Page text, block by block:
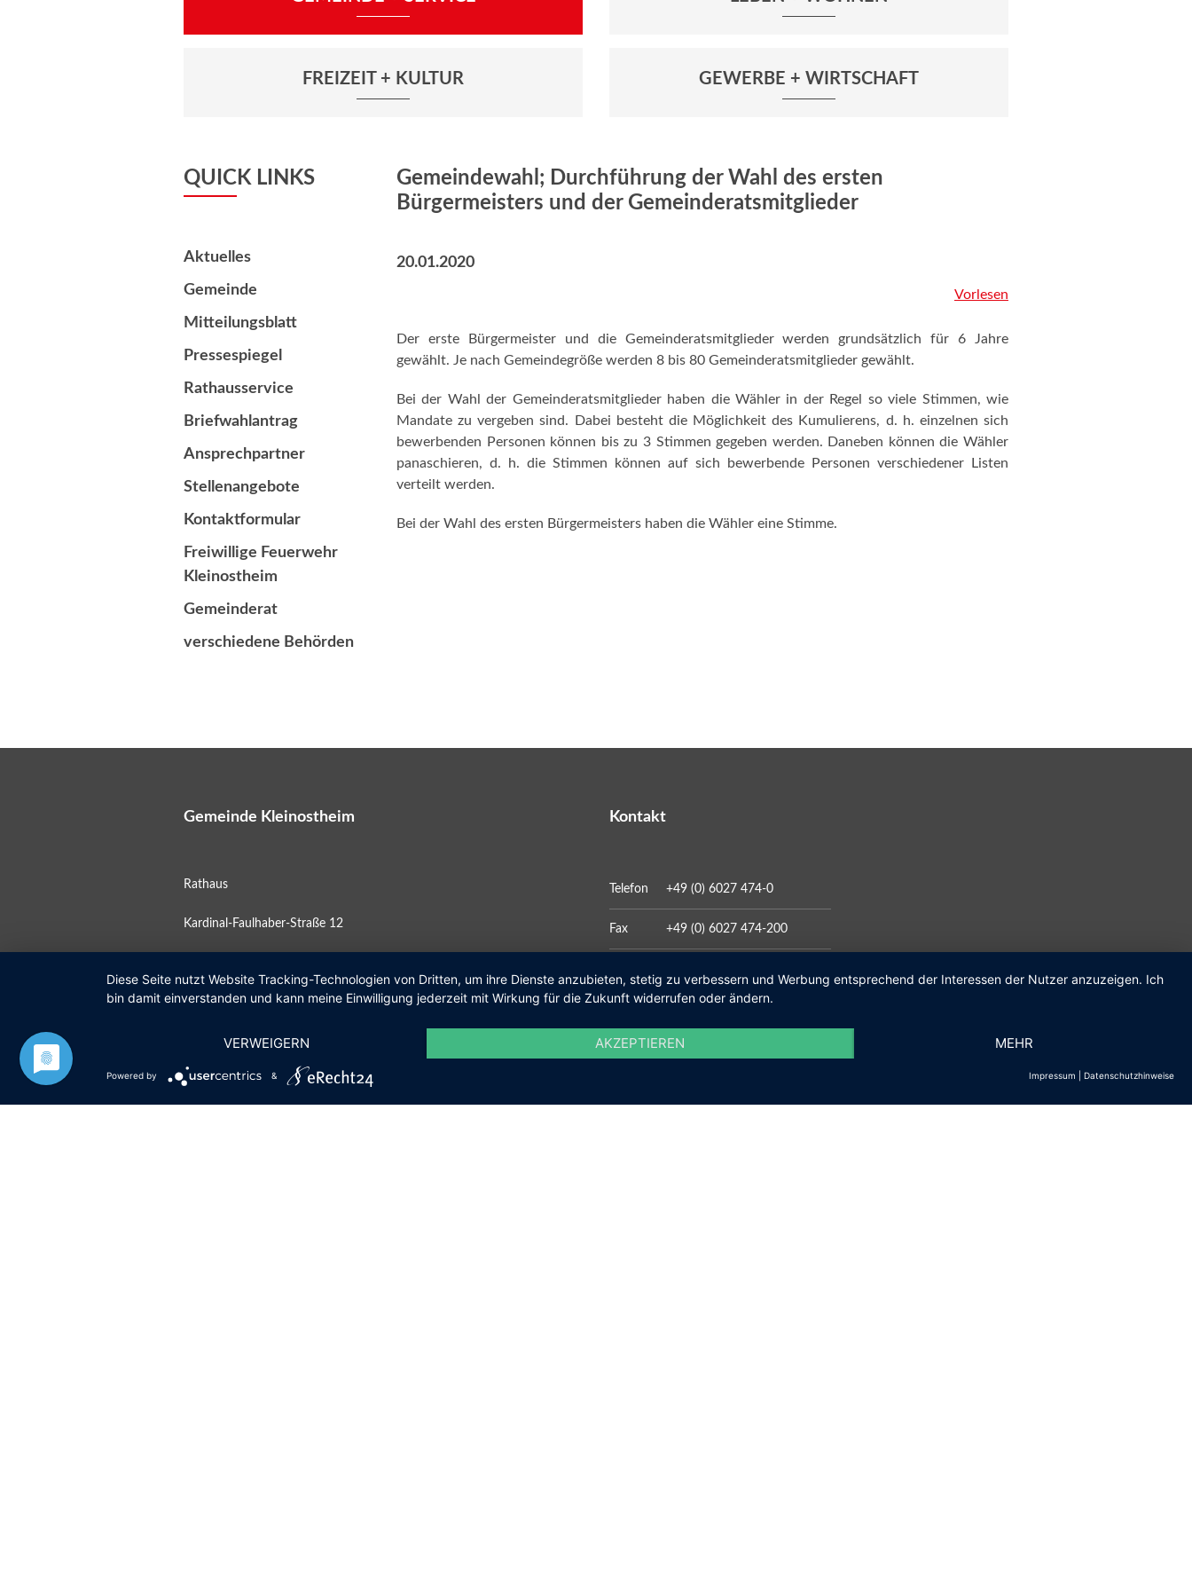
FREIZEIT + KULTUR GEWERBE + WIRTSCHAFT
QUICK LINKS
Aktuelles
Gemeinde
Mitteilungsblatt
Pressespiegel
Rathausservice
Briefwahlantrag
Ansprechpartner
Stellenangebote
Kontaktformular
Freiwillige Feuerwehr
Kleinostheim
Gemeinderat
verschiedene Behörden
Gemeindewahl; Durchführung der Wahl des ersten
Bürgermeisters und der Gemeinderatsmitglieder
20.01.2020
Vorlesen
Der erste Bürgermeister und die Gemeinderatsmitglieder werden grundsätzlich für 6 Jahre
gewählt. Je nach Gemeindegröße werden 8 bis 80 Gemeinderatsmitglieder gewählt.
Bei der Wahl der Gemeinderatsmitglieder haben die Wähler in der Regel so viele Stimmen, wie
Mandate zu vergeben sind. Dabei besteht die Möglichkeit des Kumulierens, d. h. einzelnen sich
bewerbenden Personen können bis zu 3 Stimmen gegeben werden. Daneben können die Wähler
panaschieren, d. h. die Stimmen können auf sich bewerbende Personen verschiedener Listen
verteilt werden.
Bei der Wahl des ersten Bürgermeisters haben die Wähler eine Stimme.
Gemeinde Kleinostheim
Rathaus
Kardinal-Faulhaber-Straße 12
Postfach 11 10
Kontakt
Telefon +49 (0) 6027 474-0
Fax +49 (0) 6027 474-200
Öffnungszeiten Social Media
Diese Seite nutzt Website Tracking-Technologien von Dritten, um ihre Dienste anzubieten, stetig zu verbessern und Werbung entsprechend der Interessen der Nutzer anzuzeigen. Ich
bin damit einverstanden und kann meine Einwilligung jederzeit mit Wirkung für die Zukunft widerrufen oder ändern.
VERWEIGERN AKZEPTIEREN MEHR
Powered by & Impressum Datenschutzhinweise